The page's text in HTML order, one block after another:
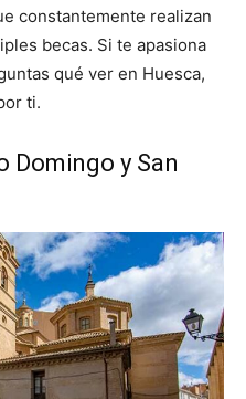
constantemente realizan
becas. Si te apasiona
qué ver en Huesca,
ti.
Domingo y San